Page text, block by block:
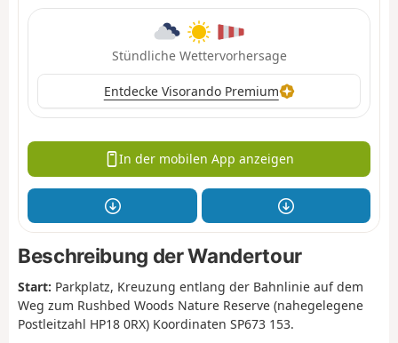
Stündliche Wettervorhersage
Entdecke Visorando Premium
In der mobilen App anzeigen
Beschreibung der Wandertour
Start: Parkplatz, Kreuzung entlang der Bahnlinie auf dem
Weg zum Rushbed Woods Nature Reserve (nahegelegene
Postleitzahl HP18 0RX) Koordinaten SP673 153.